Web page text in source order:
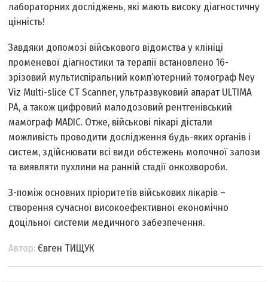
лабораторних досліджень, які мають високу діагностичну
цінність!
Завдяки допомозі військового відомства у клініці
променевої діагностики та терапії встановлено 16-
зрізовий мультиспіральний комп’ютерний томограф Ney
Viz Multi-slice CT Scanner, ультразвуковий апарат ULTIMA
PA, а також цифровий малодозовий рентгенівський
мамограф MADIC. Отже, військові лікарі дістали
можливість проводити дослідження будь-яких органів і
систем, здійснювати всі види обстежень молочної залози
та виявляти пухлини на ранній стадії онкохвороби.
З-поміж основних пріоритетів військових лікарів –
створення сучасної високоефективної економічно
доцільної системи медичного забезпечення.
Автор: Євген ТИЩУК